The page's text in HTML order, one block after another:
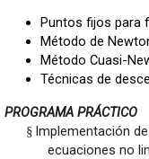
Puntos fijos para
Método de
Método Cuasi-
Técnicas de
PROGRAMA PRÁCTICO
§ Implementación
ecuaciones no